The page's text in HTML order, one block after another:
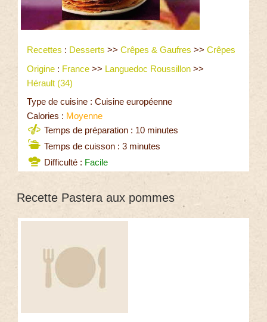
Recettes : Desserts >> Crêpes & Gaufres >> Crêpes
Origine : France >> Languedoc Roussillon >>
Hérault (34)
Type de cuisine : Cuisine européenne
Calories : Moyenne
Temps de préparation : 10 minutes
Temps de cuisson : 3 minutes
Difficulté : Facile
Recette Pastera aux pommes